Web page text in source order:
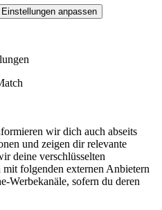
Einstellungen anpassen
wir dich auch abseits
und zeigen dir relevante
deine verschlüsselten
mit folgenden externen Anbietern
Werbekanäle, sofern du deren